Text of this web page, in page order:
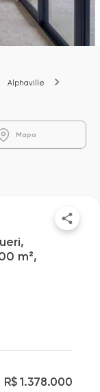
Alphaville
Mapa
m²,
R$ 1.378.000